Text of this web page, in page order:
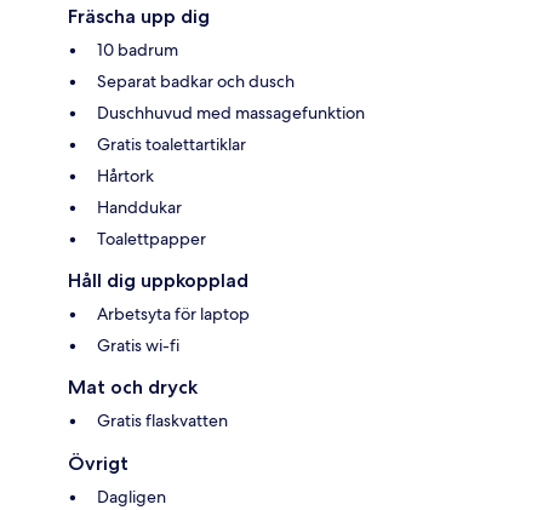
Fräscha upp dig
10 badrum
Separat badkar och dusch
Duschhuvud med massagefunktion
Gratis toalettartiklar
Hårtork
Handdukar
Toalettpapper
Håll dig uppkopplad
Arbetsyta för laptop
Gratis wi-fi
Mat och dryck
Gratis flaskvatten
Övrigt
Dagligen